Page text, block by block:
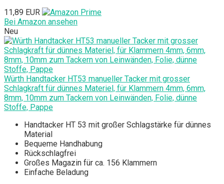
11,89 EUR
Bei Amazon ansehen
Neu
Würth Handtacker HT53 manueller Tacker mit grosser
Schlagkraft für dünnes Materiel, für Klammern 4mm, 6mm,
8mm, 10mm zum Tackern von Leinwänden, Folie, dünne
Stoffe, Pappe
Handtacker HT 53 mit großer Schlagstärke für dünnes
Material
Bequeme Handhabung
Rückschlagfrei
Großes Magazin für ca. 156 Klammern
Einfache Beladung